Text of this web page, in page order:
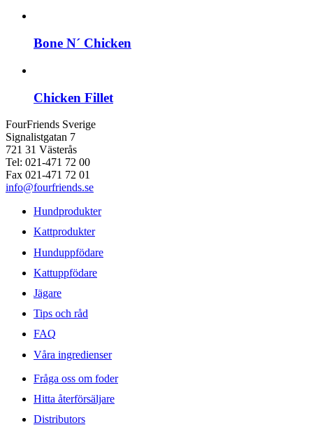
Bone N´ Chicken
Chicken Fillet
FourFriends Sverige
Signalistgatan 7
721 31 Västerås
Tel: 021-471 72 00
Fax 021-471 72 01
info@fourfriends.se
Hundprodukter
Kattprodukter
Hunduppfödare
Kattuppfödare
Jägare
Tips och råd
FAQ
Våra ingredienser
Fråga oss om foder
Hitta återförsäljare
Distributors